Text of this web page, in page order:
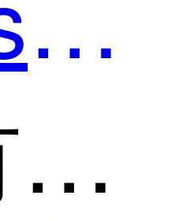
共有分类：AI智能抠图